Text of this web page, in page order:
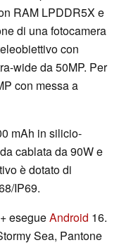
RAM LPDDR5X e
di una fotocamera
con
wide da 50MP. Per
con messa a
mAh in silicio-
cablata da 90W e
è dotato di
IP69.
esegueAndroid 16.
Sea, Pantone